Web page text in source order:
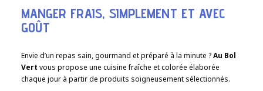
MANGER FRAIS, SIMPLEMENT ET AVEC
GOÛT
Envie d’un repas sain, gourmand et préparé à la minute ?Au Bol
Vertvous propose une cuisine fraîche et colorée élaborée
chaque jour à partir de produits soigneusement sélectionnés.